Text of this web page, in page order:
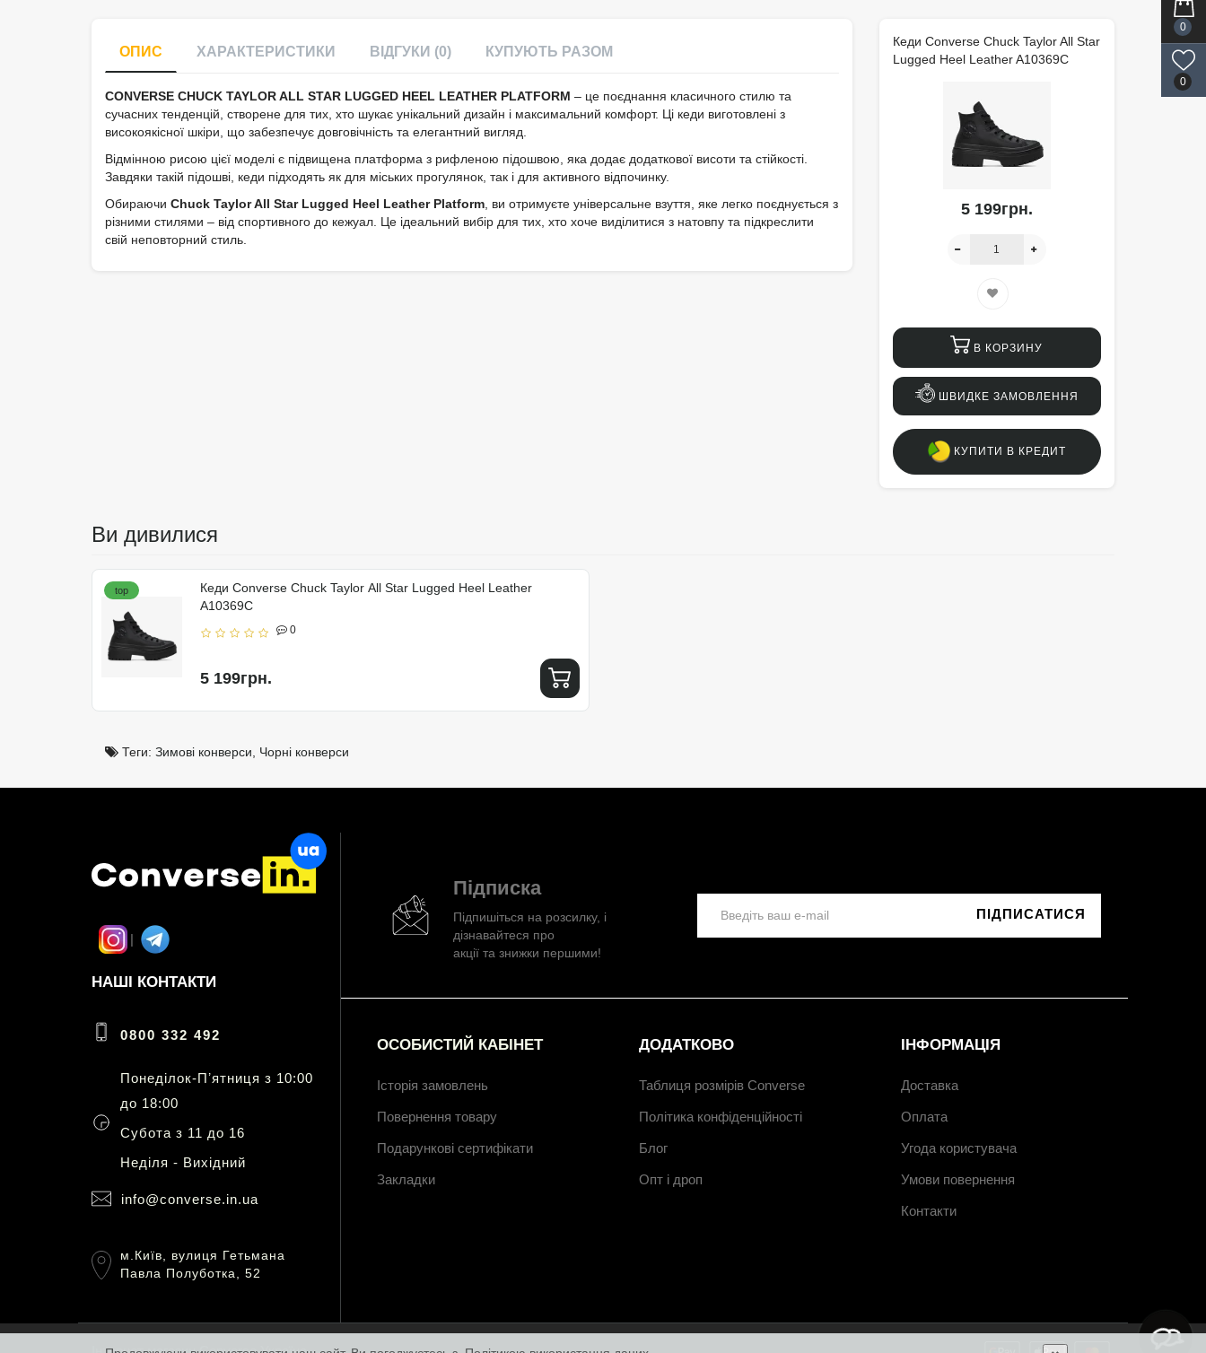
0
0
ОПИС ХАРАКТЕРИСТИКИ ВІДГУКИ (0) КУПУЮТЬ РАЗОМ
CONVERSE CHUCK TAYLOR ALL STAR LUGGED HEEL LEATHER PLATFORM – це поєднання класичного стилю та
сучасних тенденцій, створене для тих, хто шукає унікальний дизайн і максимальний комфорт. Ці кеди виготовлені з
високоякісної шкіри, що забезпечує довговічність та елегантний вигляд.
Відмінною рисою цієї моделі є підвищена платформа з рифленою підошвою, яка додає додаткової висоти та стійкості.
Завдяки такій підошві, кеди підходять як для міських прогулянок, так і для активного відпочинку.
Обираючи Chuck Taylor All Star Lugged Heel Leather Platform , ви отримуєте універсальне взуття, яке легко поєднується з
різними стилями – від спортивного до кежуал. Це ідеальний вибір для тих, хто хоче виділитися з натовпу та підкреслити
свій неповторний стиль.
Кеди Converse Chuck Taylor All Star
Lugged Heel Leather A10369C
5 199грн.
В КОРЗИНУ
ШВИДКЕ ЗАМОВЛЕННЯ
КУПИТИ В КРЕДИТ
Ви дивилися
top
Кеди Converse Chuck Taylor All Star Lugged Heel Leather
A10369C
0
5 199грн.
Теги: Зимові конверси Чорні конверси
НАШІ КОНТАКТИ
0800 332 492
Понеділок-Пʼятниця з 10:00
до 18:00
Субота з 11 до 16
Неділя - Вихідний
info@converse.in.ua
м.Київ, вулиця Гетьмана
Павла Полуботка, 52
Підписка
Підпишіться на розсилку, і
дізнавайтеся про
акції та знижки першими!
ПІДПИСАТИСЯ
ОСОБИСТИЙ КАБІНЕТ
Історія замовлень
Повернення товару
Подарункові сертифікати
Закладки
ДОДАТКОВО
Таблиця розмірів Converse
Політика конфіденційності
Блог
Опт і дроп
ІНФОРМАЦІЯ
Доставка
Оплата
Угода користувача
Умови повернення
Контакти